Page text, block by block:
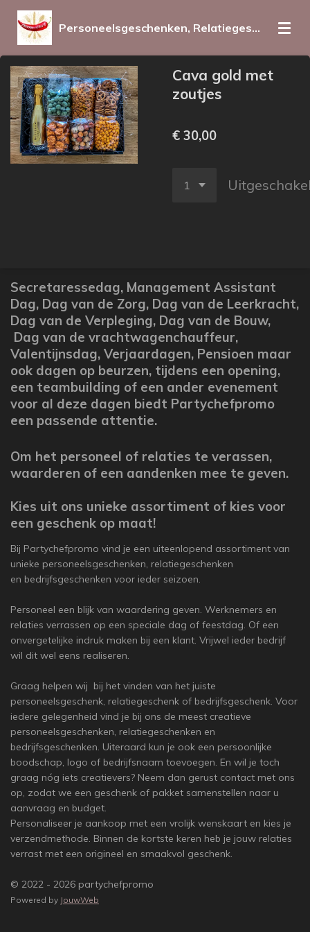
direct
de
hoofdinhoud
Personeelsgeschenken, Relatiegeschenken en promotieartikelen voor iedereen op elk moment
Cava gold met
zoutjes
€ 30,00
Secretaressedag, Management Assistant
Dag, Dag van de Zorg, Dag van de Leerkracht,
Dag van de Verpleging, Dag van de Bouw,
Dag van de vrachtwagenchauffeur,
Valentijnsdag, Verjaardagen, Pensioen maar
ook dagen op beurzen, tijdens een opening,
een teambuilding of een ander evenement
voor al deze dagen biedt Partychefpromo
een passende attentie.
Om het personeel of relaties te verassen,
waarderen of een aandenken mee te geven.
Kies uit ons unieke assortiment of kies voor
een geschenk op maat!
Bij Partychefpromo vind je een uiteenlopend assortiment van
unieke personeelsgeschenken, relatiegeschenken
en bedrijfsgeschenken voor ieder seizoen.
Personeel een blijk van waardering geven. Werknemers en
relaties verrassen op een speciale dag of feestdag. Of een
onvergetelijke indruk maken bij een klant. Vrijwel ieder bedrijf
wil dit wel eens realiseren.
Graag helpen wij bij het vinden van het juiste
personeelsgeschenk, relatiegeschenk of bedrijfsgeschenk. Voor
iedere gelegenheid vind je bij ons de meest creatieve
personeelsgeschenken, relatiegeschenken en
bedrijfsgeschenken. Uiteraard kun je ook een persoonlijke
boodschap, logo of bedrijfsnaam toevoegen. En wil je toch
graag nóg iets creatievers? Neem dan gerust contact met ons
op, zodat we een geschenk of pakket samenstellen naar u
aanvraag en budget.
Personaliseer je aankoop met een vrolijk wenskaart en kies je
verzendmethode. Binnen de kortste keren heb je jouw relaties
verrast met een origineel en smaakvol geschenk.
© 2022 - 2026 partychefpromo
Powered by JouwWeb